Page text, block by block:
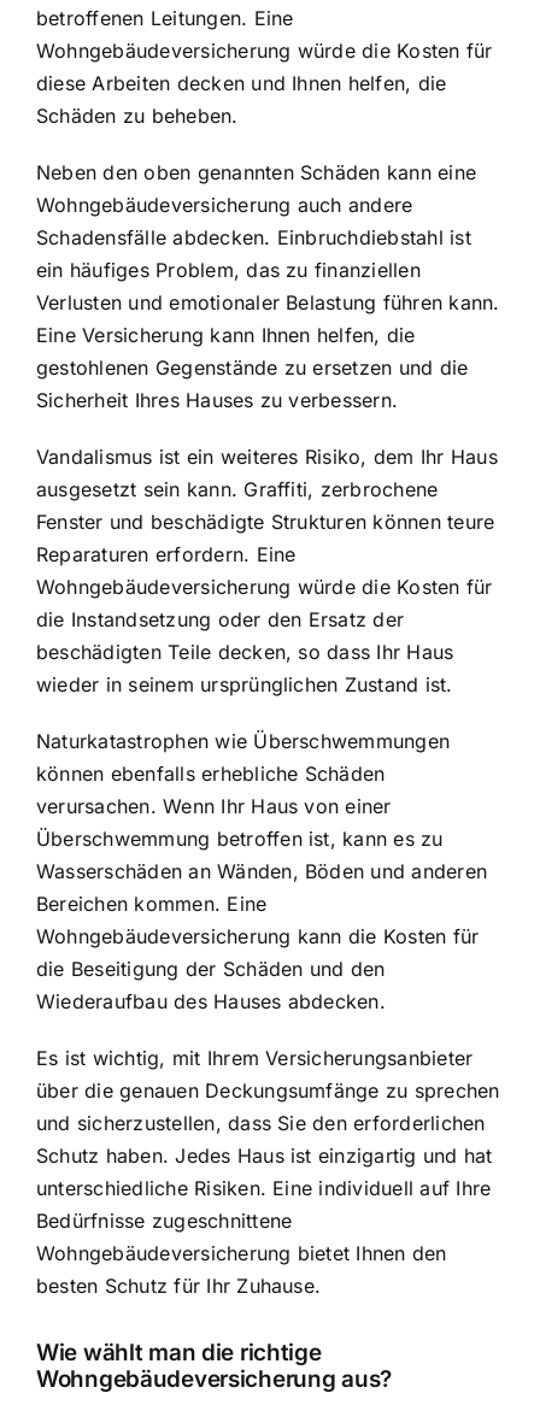
betroffenen Leitungen. Eine
Wohngebäudeversicherung würde die Kosten für
diese Arbeiten decken und Ihnen helfen, die
Schäden zu beheben.
Neben den oben genannten Schäden kann eine
Wohngebäudeversicherung auch andere
Schadensfälle abdecken. Einbruchdiebstahl ist
ein häufiges Problem, das zu finanziellen
Verlusten und emotionaler Belastung führen kann.
Eine Versicherung kann Ihnen helfen, die
gestohlenen Gegenstände zu ersetzen und die
Sicherheit Ihres Hauses zu verbessern.
Vandalismus ist ein weiteres Risiko, dem Ihr Haus
ausgesetzt sein kann. Graffiti, zerbrochene
Fenster und beschädigte Strukturen können teure
Reparaturen erfordern. Eine
Wohngebäudeversicherung würde die Kosten für
die Instandsetzung oder den Ersatz der
beschädigten Teile decken, so dass Ihr Haus
wieder in seinem ursprünglichen Zustand ist.
Naturkatastrophen wie Überschwemmungen
können ebenfalls erhebliche Schäden
verursachen. Wenn Ihr Haus von einer
Überschwemmung betroffen ist, kann es zu
Wasserschäden an Wänden, Böden und anderen
Bereichen kommen. Eine
Wohngebäudeversicherung kann die Kosten für
die Beseitigung der Schäden und den
Wiederaufbau des Hauses abdecken.
Es ist wichtig, mit Ihrem Versicherungsanbieter
über die genauen Deckungsumfänge zu sprechen
und sicherzustellen, dass Sie den erforderlichen
Schutz haben. Jedes Haus ist einzigartig und hat
unterschiedliche Risiken. Eine individuell auf Ihre
Bedürfnisse zugeschnittene
Wohngebäudeversicherung bietet Ihnen den
besten Schutz für Ihr Zuhause.
Wie wählt man die richtige
Wohngebäudeversicherung aus?